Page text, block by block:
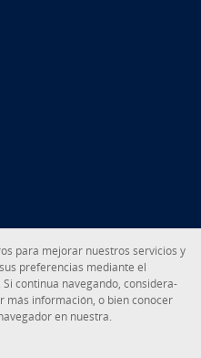
FacebookYouTube
para mejorar nuestros servicios y
pre­fe­re­n­cias mediante el
continua navegando, co­n­si­de­ra­
más in­fo­r­ma­ción, o bien conocer
en nuestra.